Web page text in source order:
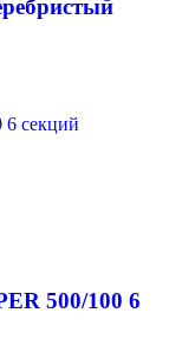
500/100 6